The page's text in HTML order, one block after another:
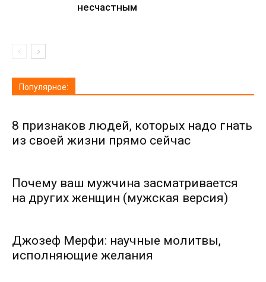
несчастным
Популярное:
8 признаков людей, которых надо гнать
из своей жизни прямо сейчас
Почему ваш мужчина засматривается
на других женщин (мужская версия)
Джозеф Мерфи: научные молитвы,
исполняющие желания